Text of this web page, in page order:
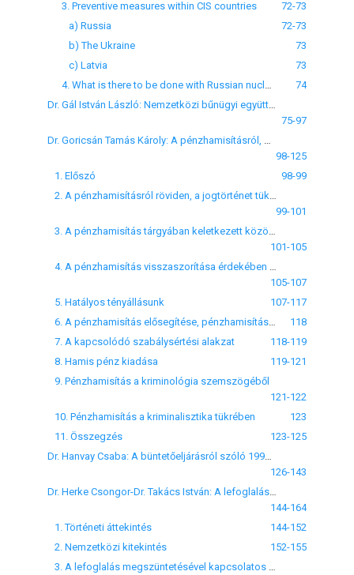
3. Preventive measures within CIS countries
72-73
a) Russia
72-73
b) The Ukraine
73
c) Latvia
73
74
75-97
98-125
1. Előszó
98-99
99-101
101-105
105-107
5. Hatályos tényállásunk
107-117
118
7. A kapcsolódó szabálysértési alakzat
118-119
8. Hamis pénz kiadása
119-121
9. Pénzhamisítás a kriminológia szemszögéből
121-122
10. Pénzhamisítás a kriminalisztika tükrében
123
11. Összegzés
123-125
126-143
144-164
1. Történeti áttekintés
144-152
2. Nemzetközi kitekintés
152-155